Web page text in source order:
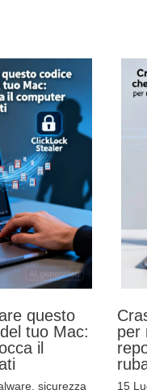
questo
tuo Mac:
il
, sicurezza
per
15